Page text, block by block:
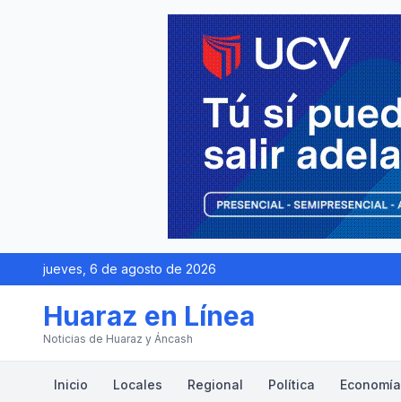
jueves, 6 de agosto de 2026
Huaraz en Línea
Noticias de Huaraz y Áncash
Inicio Locales Regional Política Economía